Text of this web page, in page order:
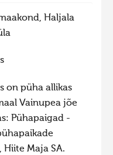
Haljala
on püha allikas
Vainupea jõe
Pühapaigad -
Maja SA.